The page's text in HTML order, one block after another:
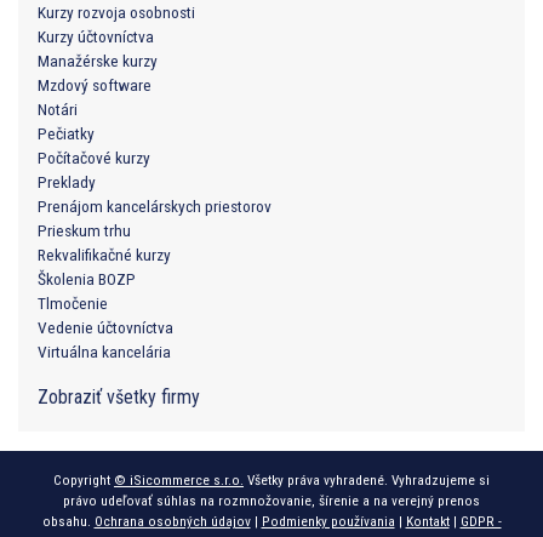
Kurzy rozvoja osobnosti
Kurzy účtovníctva
Manažérske kurzy
Mzdový software
Notári
Pečiatky
Počítačové kurzy
Preklady
Prenájom kancelárskych priestorov
Prieskum trhu
Rekvalifikačné kurzy
Školenia BOZP
Tlmočenie
Vedenie účtovníctva
Virtuálna kancelária
Zobraziť všetky firmy
Copyright © iSicommerce s.r.o. Všetky práva vyhradené. Vyhradzujeme si
právo udeľovať súhlas na rozmnožovanie, šírenie a na verejný prenos
obsahu. Ochrana osobných údajov| Podmienky používania | Kontakt| GDPR -